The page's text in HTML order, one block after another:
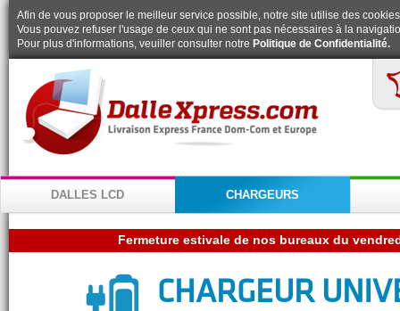
Afin de vous proposer le meilleur service possible, notre site utilise des
Vous pouvez refuser l'usage de ceux qui ne sont pas nécessaires à la
Pour plus d'informations, veuiller consulter notre Politique de Confidentialité.
DALLES LCD CHARGEURS
CHARGEUR